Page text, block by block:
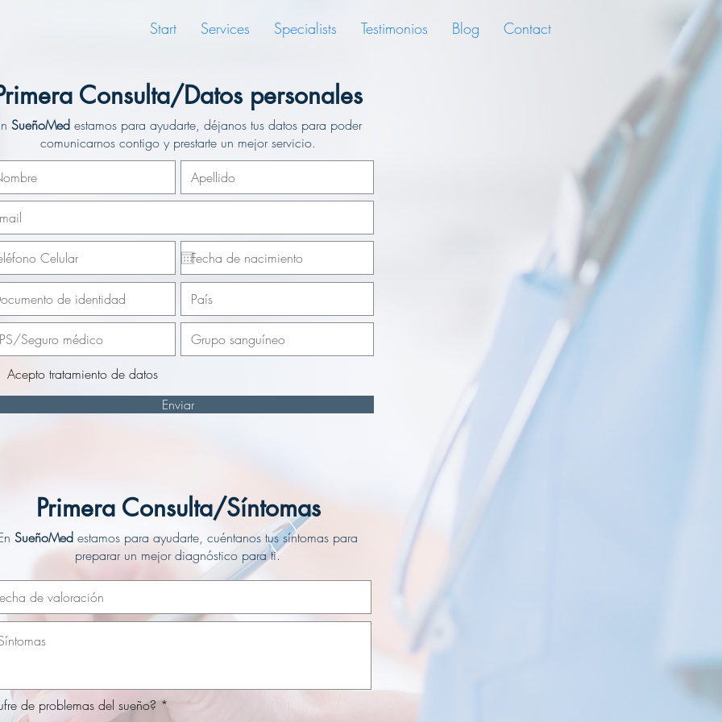
Start Services Specialists Testimonios Blog Contact
Consulta/Datos personales
SueñoMedestamos para ayudarte, déjanos tus datos para poder
comunicarnos contigo y prestarte un mejor servicio.
Acepto tratamiento de datos
Enviar
Primera Consulta/Síntomas
SueñoMed estamos para ayudarte, cuéntanos tus síntomas para
preparar un mejor diagnóstico para ti.
de problemas del sueño? *